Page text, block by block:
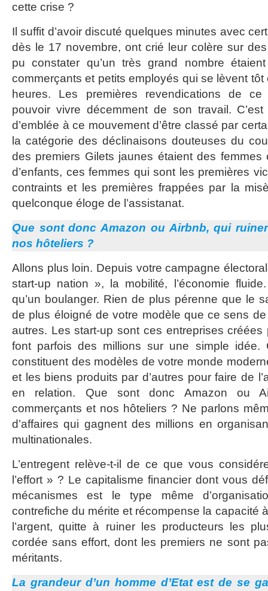
cette crise ?
Il suffit d’avoir discuté quelques minutes avec
dès le 17 novembre, ont crié leur colère sur
pu constater qu’un très grand nombre
commerçants et petits employés qui se lèvent
heures. Les premières revendications de
pouvoir vivre décemment de son travail.
d’emblée à ce mouvement d’être classé par
la catégorie des déclinaisons douteuses du
des premiers Gilets jaunes étaient des femmes
d’enfants, ces femmes qui sont les premières
contraints et les premières frappées par la
quelconque éloge de l’assistanat.
Que sont donc Amazon ou Airbnb, qui
nos hôteliers ?
Allons plus loin. Depuis votre campagne
start-up nation », la mobilité, l’économie
qu’un boulanger. Rien de plus pérenne que le
de plus éloigné de votre modèle que ce sens de
autres. Les start-up sont ces entreprises
font parfois des millions sur une simple idée.
constituent des modèles de votre monde
et les biens produits par d’autres pour faire de
en relation. Que sont donc Amazon ou
commerçants et nos hôteliers ? Ne parlons
d’affaires qui gagnent des millions en
multinationales.
L’entregent relève-t-il de ce que vous
l’effort » ? Le capitalisme financier dont vous
mécanismes est le type même
contrefiche du mérite et récompense la capacité
l’argent, quitte à ruiner les producteurs les
cordée sans effort, dont les premiers ne sont
méritants.
La grandeur d’un homme d’Etat est de se